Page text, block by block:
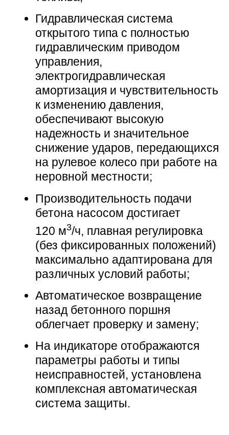
Гидравлическая система
открытого типа с полностью
гидравлическим приводом
управления,
электрогидравлическая
амортизация и чувствительность
к изменению давления,
обеспечивают высокую
надежность и значительное
снижение ударов, передающихся
на рулевое колесо при работе на
неровной местности;
Производительность подачи
бетона насосом достигает
120 м3/ч, плавная регулировка
(без фиксированных положений)
максимально адаптирована для
различных условий работы;
Автоматическое возвращение
назад бетонного поршня
облегчает проверку и замену;
На индикаторе отображаются
параметры работы и типы
неисправностей, установлена
комплексная автоматическая
система защиты.